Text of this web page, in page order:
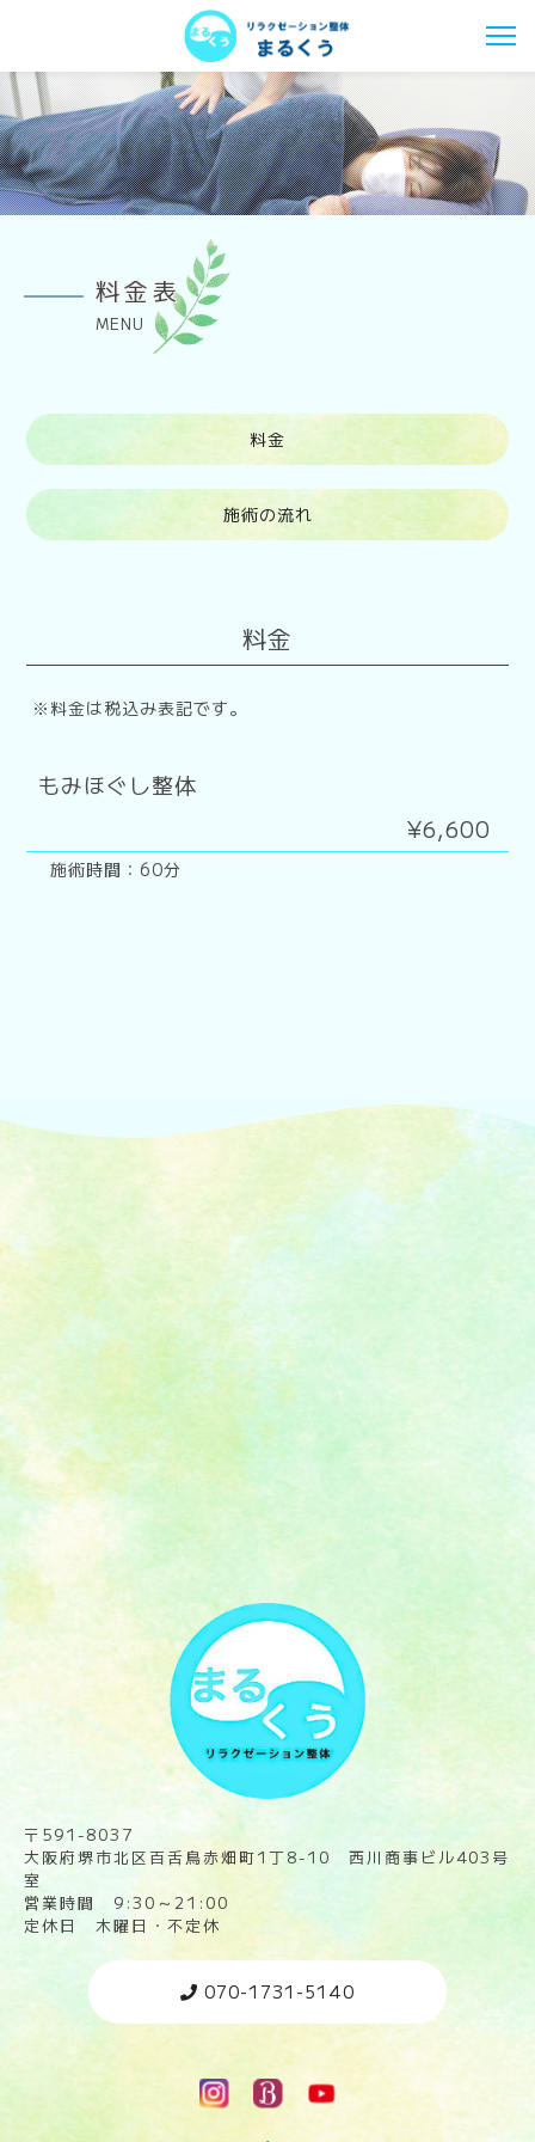
料金表
MENU
料金
施術の流れ
料金
※料金は税込み表記です。
もみほぐし整体
¥6,600
施術時間：60分
〒591-8037
大阪府堺市北区百舌鳥赤畑町1丁8-10 西川商事ビル403号
室
営業時間 9:30～21:00
定休日 木曜日・不定休
070-1731-5140